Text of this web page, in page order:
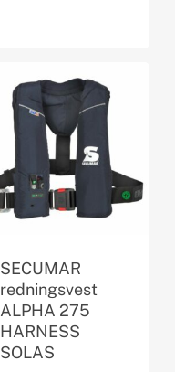
SECUMAR
redningsvest
ALPHA 275
HARNESS
SOLAS